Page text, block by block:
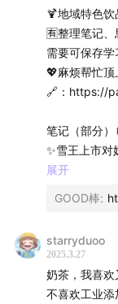
🍹地域特色饮
🈶️整理笔记
需要可保存学
💖麻烦帮忙
🔗：https://
笔记（部分）
✨雪王上市对
何？
功，首日上
为“中国餐饮
第一，超越
的水平，但其
展开
GOOD棒:
starryduoo
2025.3.27
奶茶，我喜欢
不喜欢工业